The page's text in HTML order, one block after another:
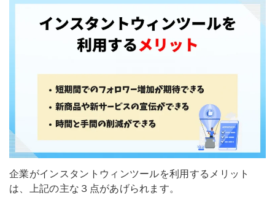
企業がインスタントウィンツールを利用するメリット
は、上記の主な３点があげられます。